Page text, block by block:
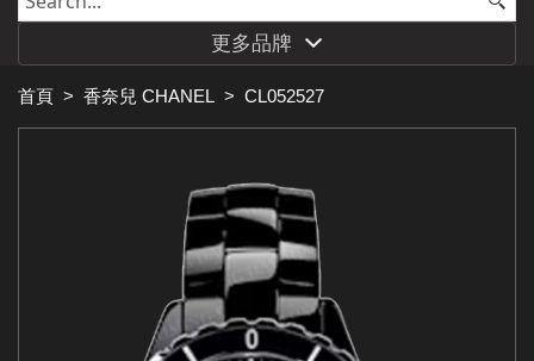
更多品牌
首頁 > 香奈兒 CHANEL > CL052527